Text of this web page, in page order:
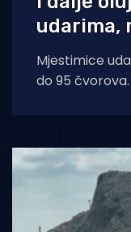
udarima,
Mjestimice
do 95